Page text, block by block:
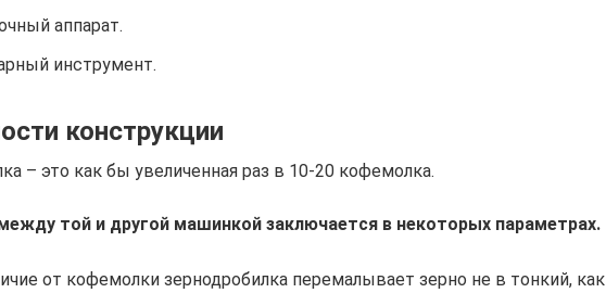
аппарат.
инструмент.
конструкции
– это как бы увеличенная раз в 10-20 кофемолка.
той и другой машинкой заключается в некоторых параметрах.
от кофемолки зернодробилка перемалывает зерно не в тонкий, как